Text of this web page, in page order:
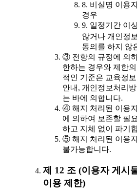
8. 비실명 이용
경우
9. 일정기간 이
않거나 개인정
동의를 하지 않
③ 전항의 규정에 의
한하는 경우와 제한
적인 기준은 교육정
안내, 개인정보처리
는 바에 의합니다.
④ 해지 처리된 이용
에 의하여 보존할 필
하고 지체 없이 파기
⑤ 해지 처리된 이용
불가능합니다.
제 12 조 (이용자 게시
이용 제한)